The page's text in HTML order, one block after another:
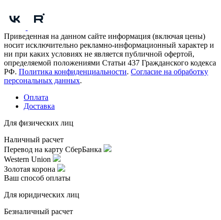
Приведенная на данном сайте информация (включая цены)
носит исключительно рекламно-информационный характер и
ни при каких условиях не является публичной офертой,
определяемой положениями Статьи 437 Гражданского кодекса
РФ. Политика конфиденциальности. Согласие на обработку
персональных данных.
Оплата
Доставка
Для физических лиц
Наличный расчет
Перевод на карту СберБанка
Western Union
Золотая корона
Ваш способ оплаты
Для юридических лиц
Безналичный расчет